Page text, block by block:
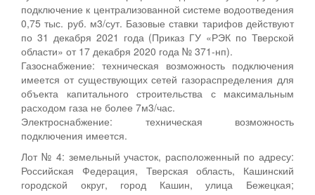
подключение к централизованной системе водоотведения
0,75 тыс. руб. м3/сут. Базовые ставки тарифов действуют
по 31 декабря 2021 года (Приказ ГУ «РЭК по Тверской
области» от 17 декабря 2020 года № 371-нп).
Газоснабжение: техническая возможность подключения
имеется от существующих сетей газораспределения для
объекта капитального строительства с максимальным
расходом газа не более 7м3/час.
Электроснабжение: техническая возможность
подключения имеется.
Лот № 4: земельный участок, расположенный по адресу:
Российская Федерация, Тверская область, Кашинский
городской округ, город Кашин, улица Бежецкая;